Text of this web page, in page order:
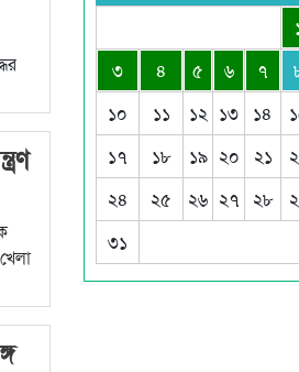
৩
৪ ৫ ৬ ৭
১০
১১ ১২ ১৩ ১৪
১৭
১৮ ১৯ ২০ ২১
২৪
২৫ ২৬ ২৭ ২৮
৩১